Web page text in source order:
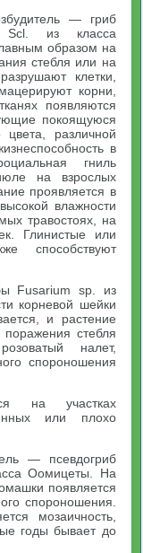
— гриб
Scl. из класса
образом на
стебля или на
клетки,
корни,
появляются
покоящуюся
различной
в
гниль
на взрослых
проявляется в
влажности
травостоях, на
Глинистые или
способствуют
Fusarium sp. из
корневой шейки
и растение
стебля
налет,
спороношения
на участках
или плохо
— псевдогриб
Оомицеты. На
появляется
спороношения.
мозаичность,
годы бывает до